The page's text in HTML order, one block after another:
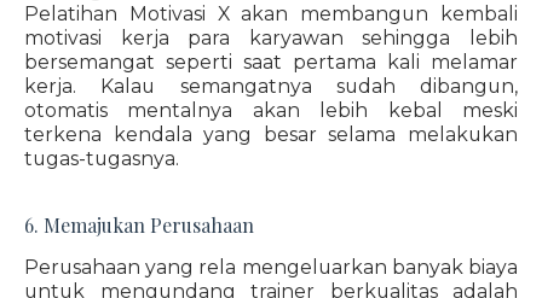
Pelatihan Motivasi X akan membangun kembali
motivasi kerja para karyawan sehingga lebih
bersemangat seperti saat pertama kali melamar
kerja. Kalau semangatnya sudah dibangun,
otomatis mentalnya akan lebih kebal meski
terkena kendala yang besar selama melakukan
tugas-tugasnya.
6. Memajukan Perusahaan
Perusahaan yang rela mengeluarkan banyak biaya
untuk mengundang trainer berkualitas adalah